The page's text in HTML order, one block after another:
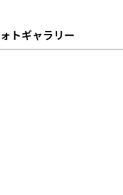
トギャラリー